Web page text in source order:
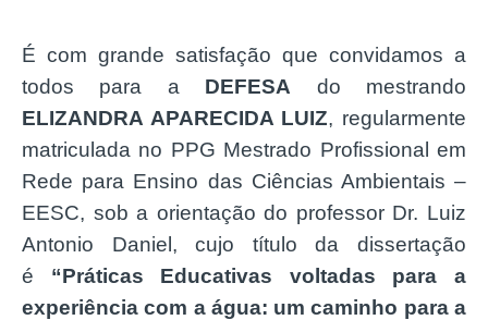
É com grande satisfação que convidamos a
todos para a DEFESA do mestrando
ELIZANDRA APARECIDA LUIZ, regularmente
matriculada no PPG Mestrado Profissional em
Rede para Ensino das Ciências Ambientais –
EESC, sob a orientação do professor Dr. Luiz
Antonio Daniel , cujo título da dissertação
é “Práticas Educativas voltadas para a
experiência com a água: um caminho para a